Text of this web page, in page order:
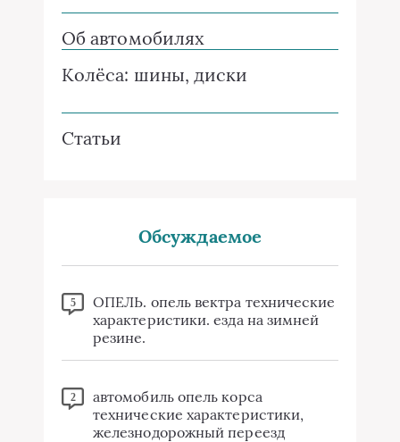
Об автомобилях
Колёса: шины, диски
Статьи
Обсуждаемое
5
ОПЕЛЬ. опель вектра технические
характеристики. езда на зимней
резине.
2
автомобиль опель корса
технические характеристики,
железнодорожный переезд